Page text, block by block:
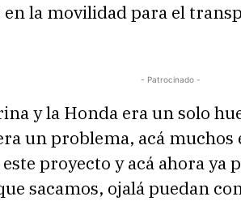
la movilidad para el
- Patrocinado -
y la Honda era un solo
un problema, acá
proyecto y acá ahora ya
sacamos, ojalá puedan